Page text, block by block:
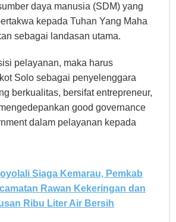
daya manusia (SDM) yang
kepada Tuhan Yang Maha
sebagai landasan utama.
pelayanan, maka harus
Solo sebagai penyelenggara
berkualitas, bersifat entrepreneur,
good governance
dalam pelayanan kepada
Siaga Kemarau, Pemkab
Rawan Kekeringan dan
Ribu Liter Air Bersih